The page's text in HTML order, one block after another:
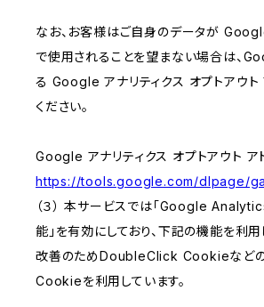
なお、お客様はご自身のデータが
で使用されることを望まない場合は、
る Google アナリティクス オプトアウト
ください。
Google アナリティクス オプトアウト ア
https://tools.google.com/dlpage/
（３） 本サービスでは「Google
能」を有効にしており、下記の機能を利用
改善のためDoubleClick Cookieなどの
Cookieを利用しています。